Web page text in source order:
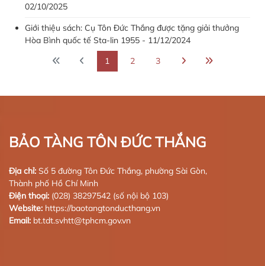
02/10/2025
Giới thiệu sách: Cụ Tôn Đức Thắng được tặng giải thưởng
Hòa Bình quốc tế Sta-lin 1955 - 11/12/2024
1
2 3
BẢO TÀNG TÔN ĐỨC THẮNG
Địa chỉ: Số 5 đường Tôn Đức Thắng, phường Sài Gòn,
Thành phố Hồ Chí Minh
Điện thoại: (028) 38297542 (số nội bộ 103)
Website: https://baotangtonducthang.vn
Email: bt.tdt.svhtt@tphcm.gov.vn